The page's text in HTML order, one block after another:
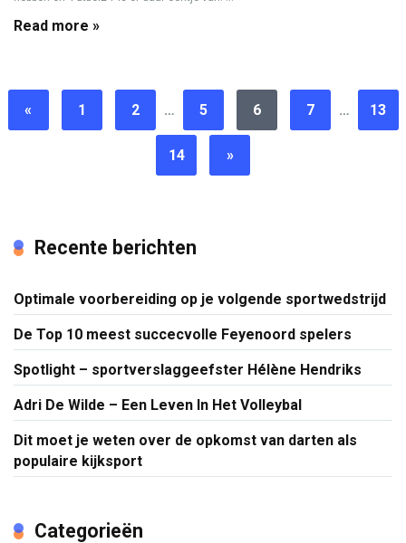
Read more »
« 1 2 … 5 6 7 … 13
14 »
Recente berichten
Optimale voorbereiding op je volgende sportwedstrijd
De Top 10 meest succecvolle Feyenoord spelers
Spotlight – sportverslaggeefster Hélène Hendriks
Adri De Wilde – Een Leven In Het Volleybal
Dit moet je weten over de opkomst van darten als
populaire kijksport
Categorieën